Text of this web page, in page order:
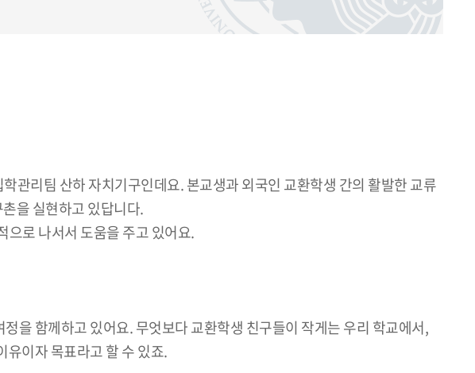
관리팀 산하 자치기구인데요. 본교생과 외국인 교환학생 간의 활발한 교류
을 실현하고 있답니다.
으로 나서서 도움을 주고 있어요.
을 함께하고 있어요. 무엇보다 교환학생 친구들이 작게는 우리 학교에서,
유이자 목표라고 할 수 있죠.